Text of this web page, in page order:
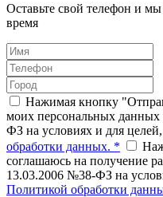
Оставьте свой телефон и
время
Нажимая кнопку
моих персональных
ФЗ на условиях и для
обработки данных. *
соглашаюсь на получение
13.03.2006 №38-ФЗ на
Политикой обработки